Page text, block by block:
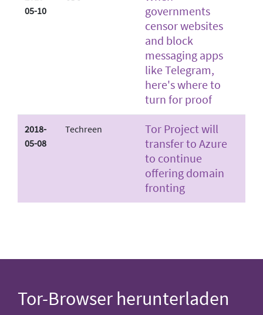
05-10
governments
censor websites
and block
messaging apps
like Telegram,
here's where to
turn for proof
2018-
05-08
Techreen
Tor Project will
transfer to Azure
to continue
offering domain
fronting
Tor-Browser herunterladen